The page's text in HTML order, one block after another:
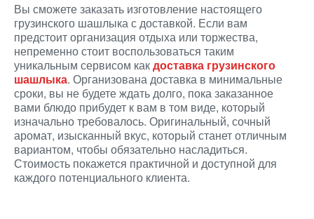
Вы сможете заказать изготовление настоящего
грузинского шашлыка с доставкой. Если вам
предстоит организация отдыха или торжества,
непременно стоит воспользоваться таким
уникальным сервисом какдоставка грузинского
шашлыка. Организована доставка в минимальные
сроки, вы не будете ждать долго, пока заказанное
вами блюдо прибудет к вам в том виде, который
изначально требовалось. Оригинальный, сочный
аромат, изысканный вкус, который станет отличным
вариантом, чтобы обязательно насладиться.
Стоимость покажется практичной и доступной для
каждого потенциального клиента.